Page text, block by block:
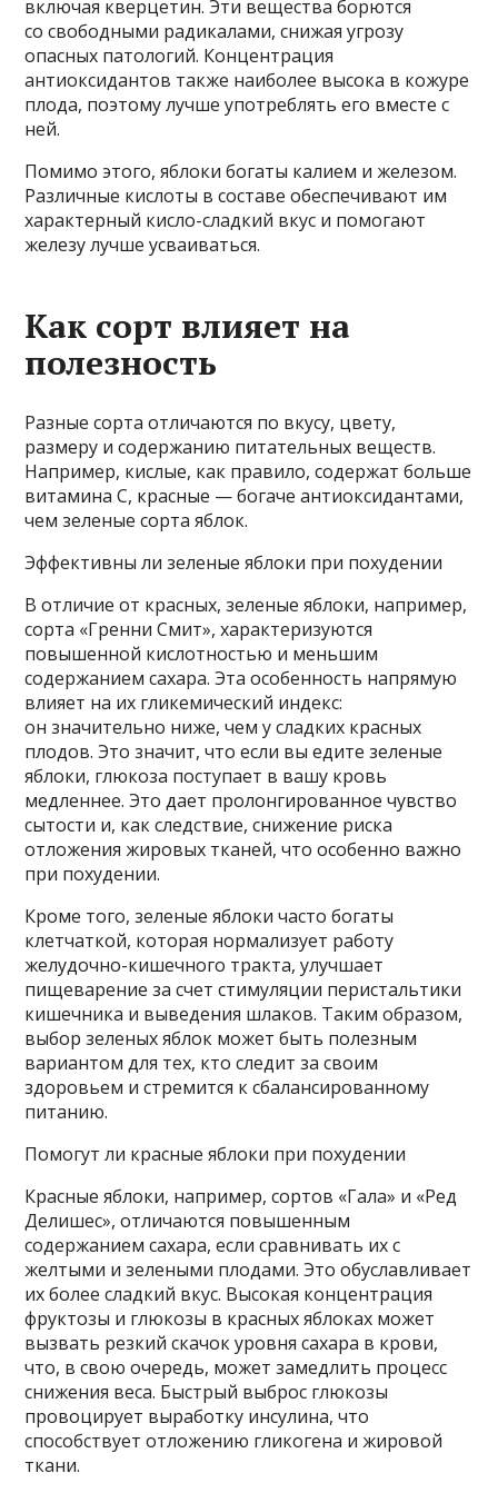
включая кверцетин. Эти вещества борются
со свободными радикалами, снижая угрозу
опасных патологий. Концентрация
антиоксидантов также наиболее высока в кожуре
плода, поэтому лучше употреблять его вместе с
ней.
Помимо этого, яблоки богаты калием и железом.
Различные кислоты в составе обеспечивают им
характерный кисло-сладкий вкус и помогают
железу лучше усваиваться.
Как сорт влияет на
полезность
Разные сорта отличаются по вкусу, цвету,
размеру и содержанию питательных веществ.
Например, кислые, как правило, содержат больше
витамина С, красные — богаче антиоксидантами,
чем зеленые сорта яблок.
Эффективны ли зеленые яблоки при похудении
В отличие от красных, зеленые яблоки, например,
сорта «Гренни Смит», характеризуются
повышенной кислотностью и меньшим
содержанием сахара. Эта особенность напрямую
влияет на их гликемический индекс:
он значительно ниже, чем у сладких красных
плодов. Это значит, что если вы едите зеленые
яблоки, глюкоза поступает в вашу кровь
медленнее. Это дает пролонгированное чувство
сытости и, как следствие, снижение риска
отложения жировых тканей, что особенно важно
при похудении.
Кроме того, зеленые яблоки часто богаты
клетчаткой, которая нормализует работу
желудочно-кишечного тракта, улучшает
пищеварение за счет стимуляции перистальтики
кишечника и выведения шлаков. Таким образом,
выбор зеленых яблок может быть полезным
вариантом для тех, кто следит за своим
здоровьем и стремится к сбалансированному
питанию.
Помогут ли красные яблоки при похудении
Красные яблоки, например, сортов «Гала» и «Ред
Делишес», отличаются повышенным
содержанием сахара, если сравнивать их с
желтыми и зелеными плодами. Это обуславливает
их более сладкий вкус. Высокая концентрация
фруктозы и глюкозы в красных яблоках может
вызвать резкий скачок уровня сахара в крови,
что, в свою очередь, может замедлить процесс
снижения веса. Быстрый выброс глюкозы
провоцирует выработку инсулина, что
способствует отложению гликогена и жировой
ткани.